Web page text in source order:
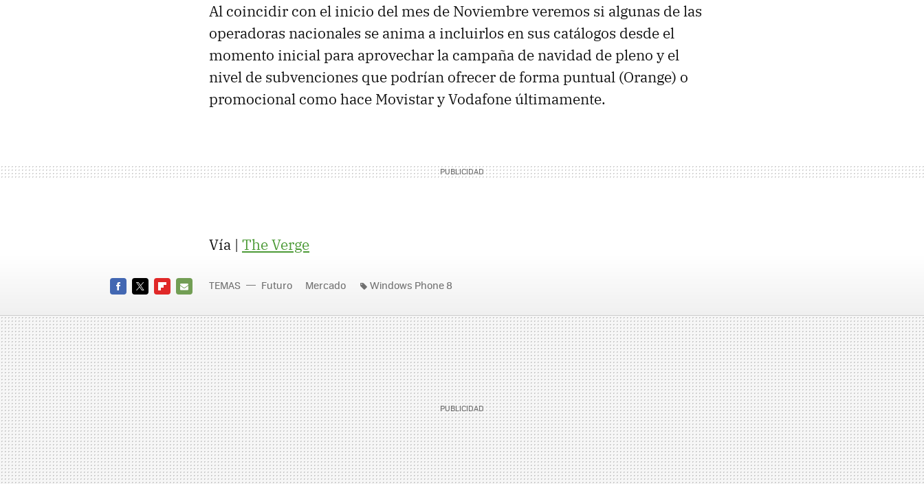
Al coincidir con el inicio del mes de Noviembre veremos si algunas de las
operadoras nacionales se anima a incluirlos en sus catálogos desde el
momento inicial para aprovechar la campaña de navidad de pleno y el
nivel de subvenciones que podrían ofrecer de forma puntual (Orange) o
promocional como hace Movistar y Vodafone últimamente.
Vía | The Verge
MAIL
TEMAS Futuro Mercado Windows Phone 8